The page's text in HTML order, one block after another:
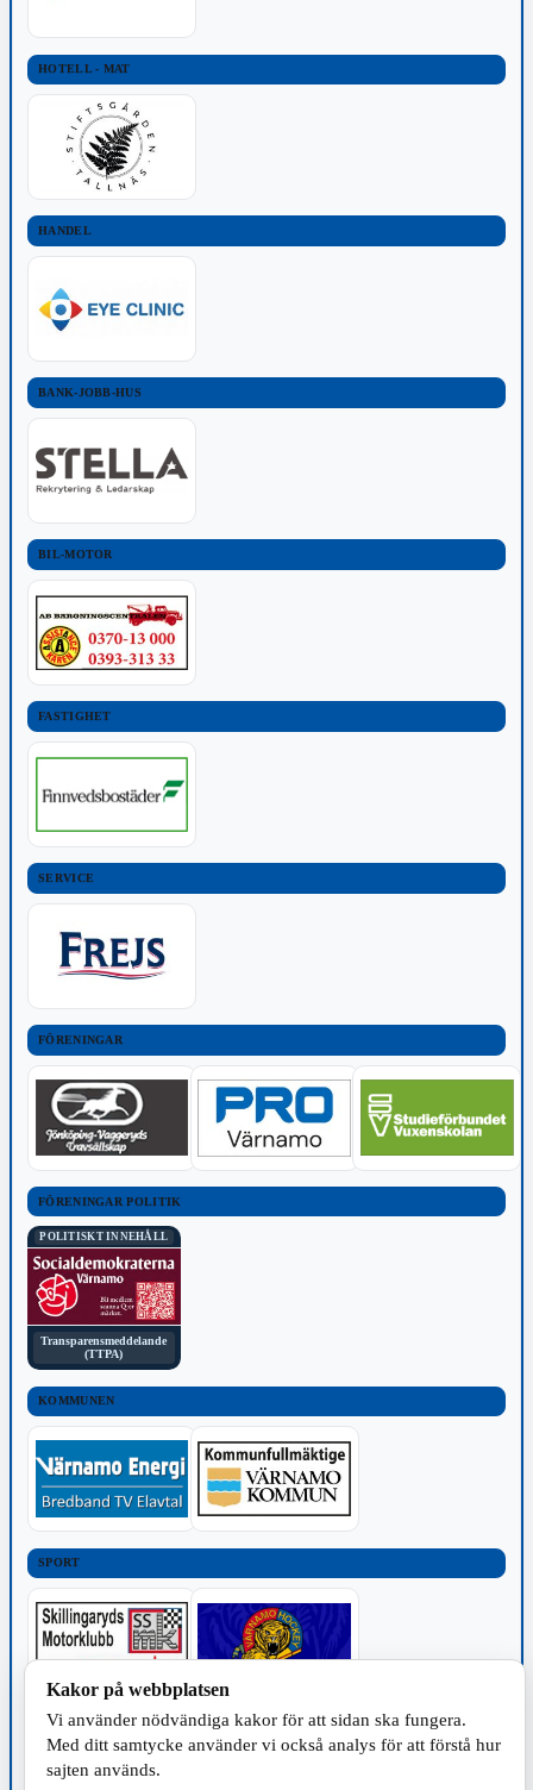
HOTELL - MAT
HANDEL
BANK-JOBB-HUS
BIL-MOTOR
FASTIGHET
SERVICE
FÖRENINGAR
FÖRENINGAR POLITIK
POLITISKT INNEHÅLL
Transparensmeddelande
(TTPA)
KOMMUNEN
SPORT
TILLVERKNING
Kakor på webbplatsen
Vi använder nödvändiga kakor för att sidan ska fungera.
Med ditt samtycke använder vi också analys för att förstå hur
sajten används.